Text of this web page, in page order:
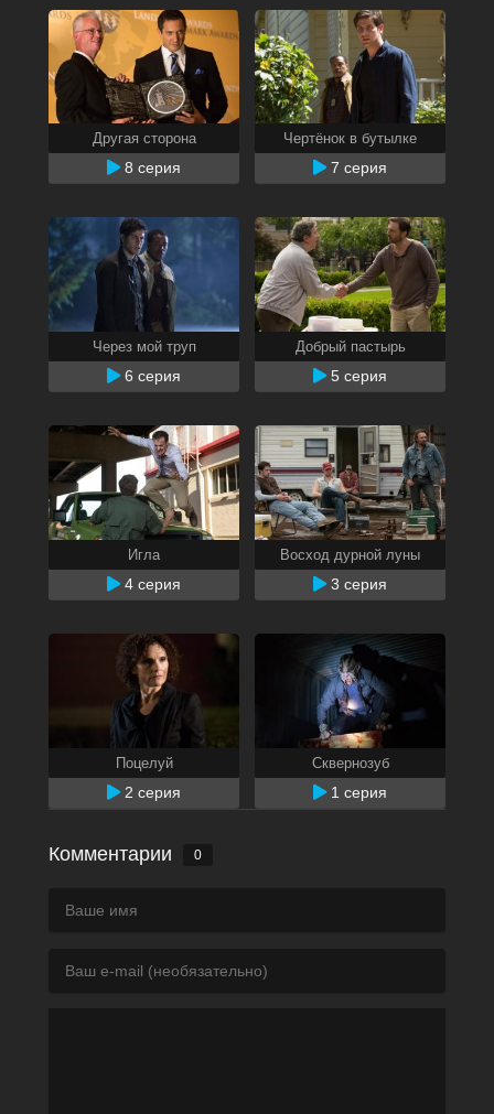
Другая сторона
8 серия
Чертёнок в бутылке
7 серия
Через мой труп
6 серия
Добрый пастырь
5 серия
Игла
4 серия
Восход дурной луны
3 серия
Поцелуй
2 серия
Сквернозуб
1 серия
Комментарии 0